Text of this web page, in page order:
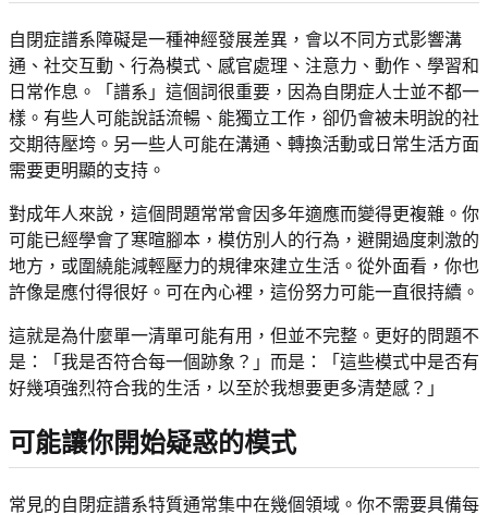
自閉症譜系障礙是一種神經發展差異，會以不同方式影響溝
通、社交互動、行為模式、感官處理、注意力、動作、學習和
日常作息。「譜系」這個詞很重要，因為自閉症人士並不都一
樣。有些人可能說話流暢、能獨立工作，卻仍會被未明說的社
交期待壓垮。另一些人可能在溝通、轉換活動或日常生活方面
需要更明顯的支持。
對成年人來說，這個問題常常會因多年適應而變得更複雜。你
可能已經學會了寒暄腳本，模仿別人的行為，避開過度刺激的
地方，或圍繞能減輕壓力的規律來建立生活。從外面看，你也
許像是應付得很好。可在內心裡，這份努力可能一直很持續。
這就是為什麼單一清單可能有用，但並不完整。更好的問題不
是：「我是否符合每一個跡象？」而是：「這些模式中是否有
好幾項強烈符合我的生活，以至於我想要更多清楚感？」
可能讓你開始疑惑的模式
常見的自閉症譜系特質通常集中在幾個領域。你不需要具備每